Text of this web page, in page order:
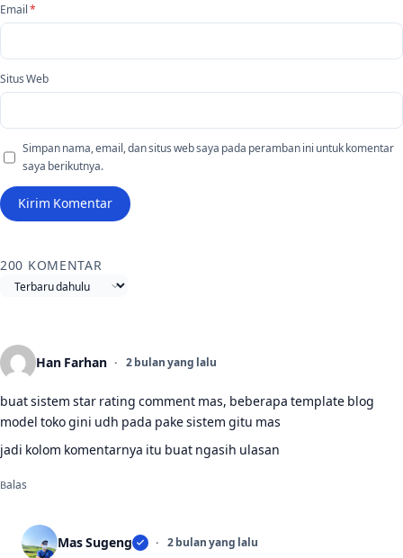
Email *
Situs Web
Simpan nama, email, dan situs web saya pada peramban ini untuk komentar
saya berikutnya.
200 KOMENTAR
Urutkan komentar
Han Farhan 2 bulan yang lalu
buat sistem star rating comment mas, beberapa template blog
model toko gini udh pada pake sistem gitu mas
jadi kolom komentarnya itu buat ngasih ulasan
Balas
Mas Sugeng 2 bulan yang lalu